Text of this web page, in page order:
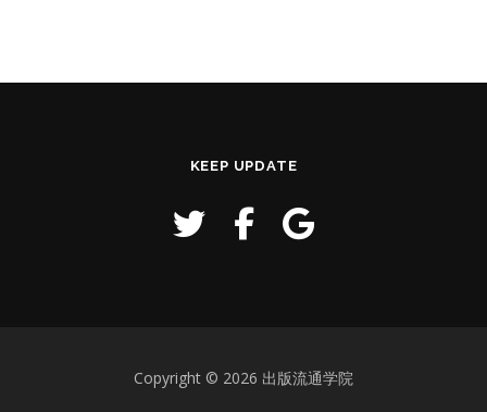
KEEP UPDATE
Copyright © 2026 出版流通学院